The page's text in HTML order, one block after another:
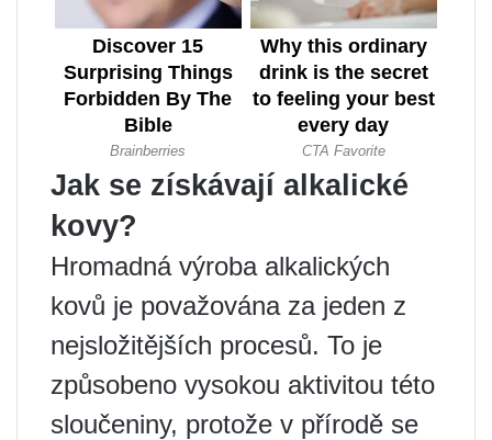
Jak se získávají alkalické
kovy?
Hromadná výroba alkalických
kovů je považována za jeden z
nejsložitějších procesů. To je
způsobeno vysokou aktivitou této
sloučeniny, protože v přírodě se